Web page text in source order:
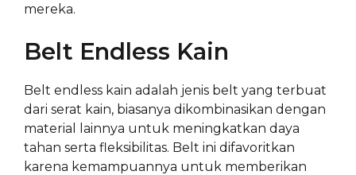
mereka.
Belt Endless Kain
Belt endless kain adalah jenis belt yang terbuat
dari serat kain, biasanya dikombinasikan dengan
material lainnya untuk meningkatkan daya
tahan serta fleksibilitas. Belt ini difavoritkan
karena kemampuannya untuk memberikan